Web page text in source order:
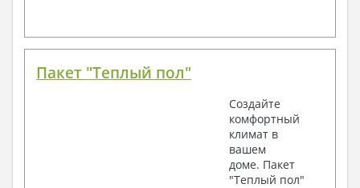
Пакет "Теплый пол"
Создайте
комфортный
климат в
вашем
доме. Пакет
"Теплый пол"